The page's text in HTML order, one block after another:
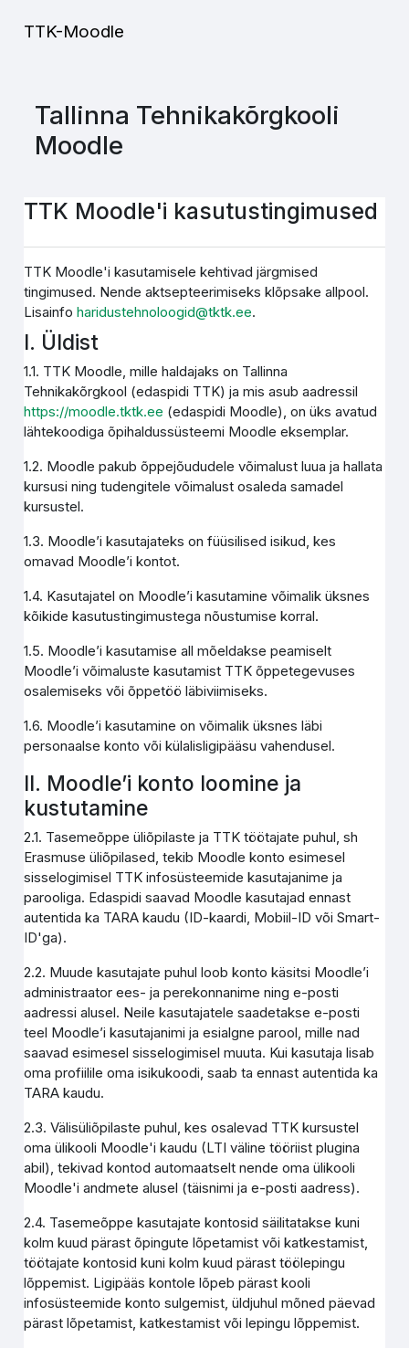
TTK-Moodle
Tallinna Tehnikakõrgkooli
Moodle
TTK Moodle'i kasutustingimused
TTK Moodle'i kasutamisele kehtivad järgmised
tingimused. Nende aktsepteerimiseks klõpsake allpool.
Lisainfoharidustehnoloogid@tktk.ee.
I. Üldist
1.1. TTK Moodle, mille haldajaks on Tallinna
Tehnikakõrgkool (edaspidi TTK) ja mis asub aadressil
https://moodle.tktk.ee (edaspidi Moodle), on üks avatud
lähtekoodiga õpihaldussüsteemi Moodle eksemplar.
1.2. Moodle pakub õppejõududele võimalust luua ja hallata
kursusi ning tudengitele võimalust osaleda samadel
kursustel.
1.3. Moodle’i kasutajateks on füüsilised isikud, kes
omavad Moodle’i kontot.
1.4. Kasutajatel on Moodle’i kasutamine võimalik üksnes
kõikide kasutustingimustega nõustumise korral.
1.5. Moodle’i kasutamise all mõeldakse peamiselt
Moodle’i võimaluste kasutamist TTK õppetegevuses
osalemiseks või õppetöö läbiviimiseks.
1.6. Moodle’i kasutamine on võimalik üksnes läbi
personaalse konto või külalisligipääsu vahendusel.
II. Moodle’i konto loomine ja
kustutamine
2.1. Tasemeõppe üliõpilaste ja TTK töötajate puhul, sh
Erasmuse üliõpilased, tekib Moodle konto esimesel
sisselogimisel TTK infosüsteemide kasutajanime ja
parooliga. Edaspidi saavad Moodle kasutajad ennast
autentida ka TARA kaudu (ID-kaardi, Mobiil-ID või Smart-
ID'ga).
2.2. Muude kasutajate puhul loob konto käsitsi Moodle’i
administraator ees- ja perekonnanime ning e-posti
aadressi alusel. Neile kasutajatele saadetakse e-posti
teel Moodle’i kasutajanimi ja esialgne parool, mille nad
saavad esimesel sisselogimisel muuta. Kui kasutaja lisab
oma profiilile oma isikukoodi, saab ta ennast autentida ka
TARA kaudu.
2.3. Välisüliõpilaste puhul, kes osalevad TTK kursustel
oma ülikooli Moodle'i kaudu (LTI väline tööriist plugina
abil), tekivad kontod automaatselt nende oma ülikooli
Moodle'i andmete alusel (täisnimi ja e-posti aadress).
2.4. Tasemeõppe kasutajate kontosid säilitatakse kuni
kolm kuud pärast õpingute lõpetamist või katkestamist,
töötajate kontosid kuni kolm kuud pärast töölepingu
lõppemist. Ligipääs kontole lõpeb pärast kooli
infosüsteemide konto sulgemist, üldjuhul mõned päevad
pärast lõpetamist, katkestamist või lepingu lõppemist.